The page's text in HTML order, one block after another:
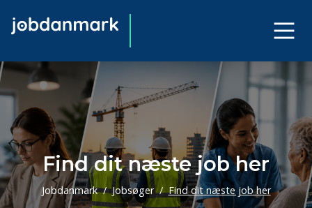
Find dit næste job her
Jobdanmark Jobsøger Find dit næste job her